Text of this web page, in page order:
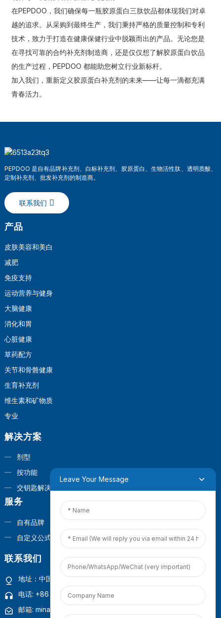
在PEPDOO，我们确保每一瓶胶原蛋白三肽饮品都体现我们对卓
越的追求。从采购到最终生产，我们秉持严格的质量控制和专利
技术，致力于打造在健康保健行业中脱颖而出的产品。无论您是
在寻找可靠的合约补充剂制造商，还是仅仅想了解胶原蛋白饮品
的生产过程，PEPDOO 都能助您树立行业新标杆。
加入我们，重新定义胶原蛋白补充剂的未来——让每一滴都充满
青春活力。
PEPDOO 是自有品牌补充剂、白标补充剂、胶原蛋白、生物活性肽、透明质酸、
定制补充剂、批发补充剂的制造商。
联系我们
产品
皮肤美容和美白
减肥
免疫支持
运动营养与健身
大脑健康
消化和胃
心脏健康
草药配方
关节和骨骼健康
生育补充剂
维生素和矿物质
专业
解决方案
剂型
按功能
交钥匙解决方案
服务
自有品牌
自定义公式
联系我们
地址：中国福建省厦门市观音山商业营运中心1号楼4楼
电话: +86 18965423693
邮箱: mina.cao@foxmail.com
Leave Your Message